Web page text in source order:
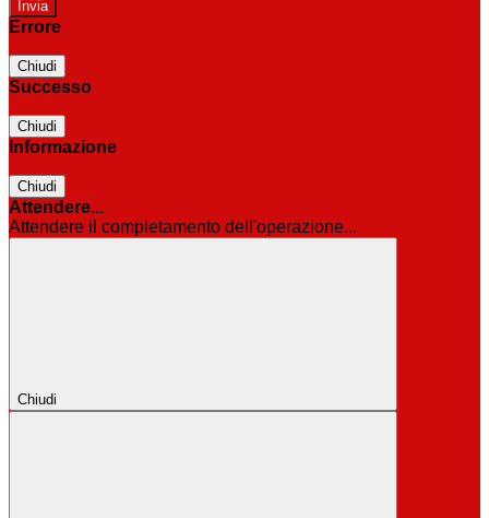
Errore
Chiudi
Successo
Chiudi
Informazione
Chiudi
Attendere...
Attendere il completamento dell'operazione...
Chiudi